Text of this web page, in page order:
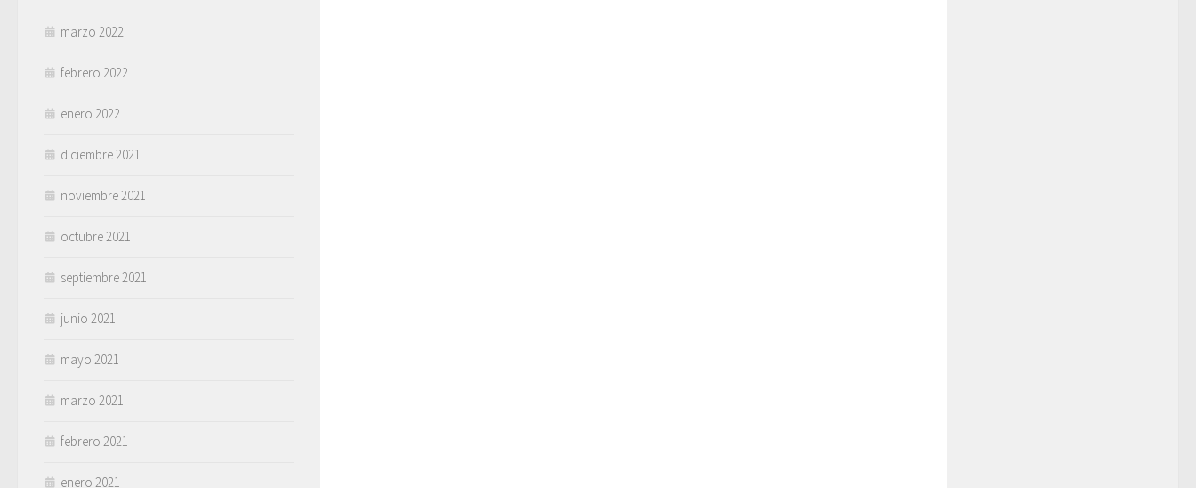
marzo 2022
febrero 2022
enero 2022
diciembre 2021
noviembre 2021
octubre 2021
septiembre 2021
junio 2021
mayo 2021
marzo 2021
febrero 2021
enero 2021